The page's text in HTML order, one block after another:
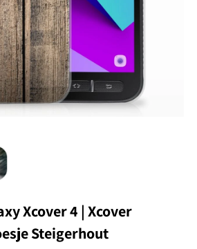
Xcover 4 | Xcover
Steigerhout